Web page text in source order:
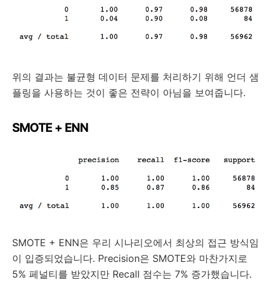
위의 결과는 불균형 데이터 문제를 처리하기 위해 언더 샘
플링을 사용하는 것이 좋은 전략이 아님을 보여줍니다.
SMOTE + ENN
SMOTE + ENN은 우리 시나리오에서 최상의 접근 방식임
이 입증되었습니다. Precision은 SMOTE와 마찬가지로
5% 페널티를 받았지만 Recall 점수는 7% 증가했습니다.